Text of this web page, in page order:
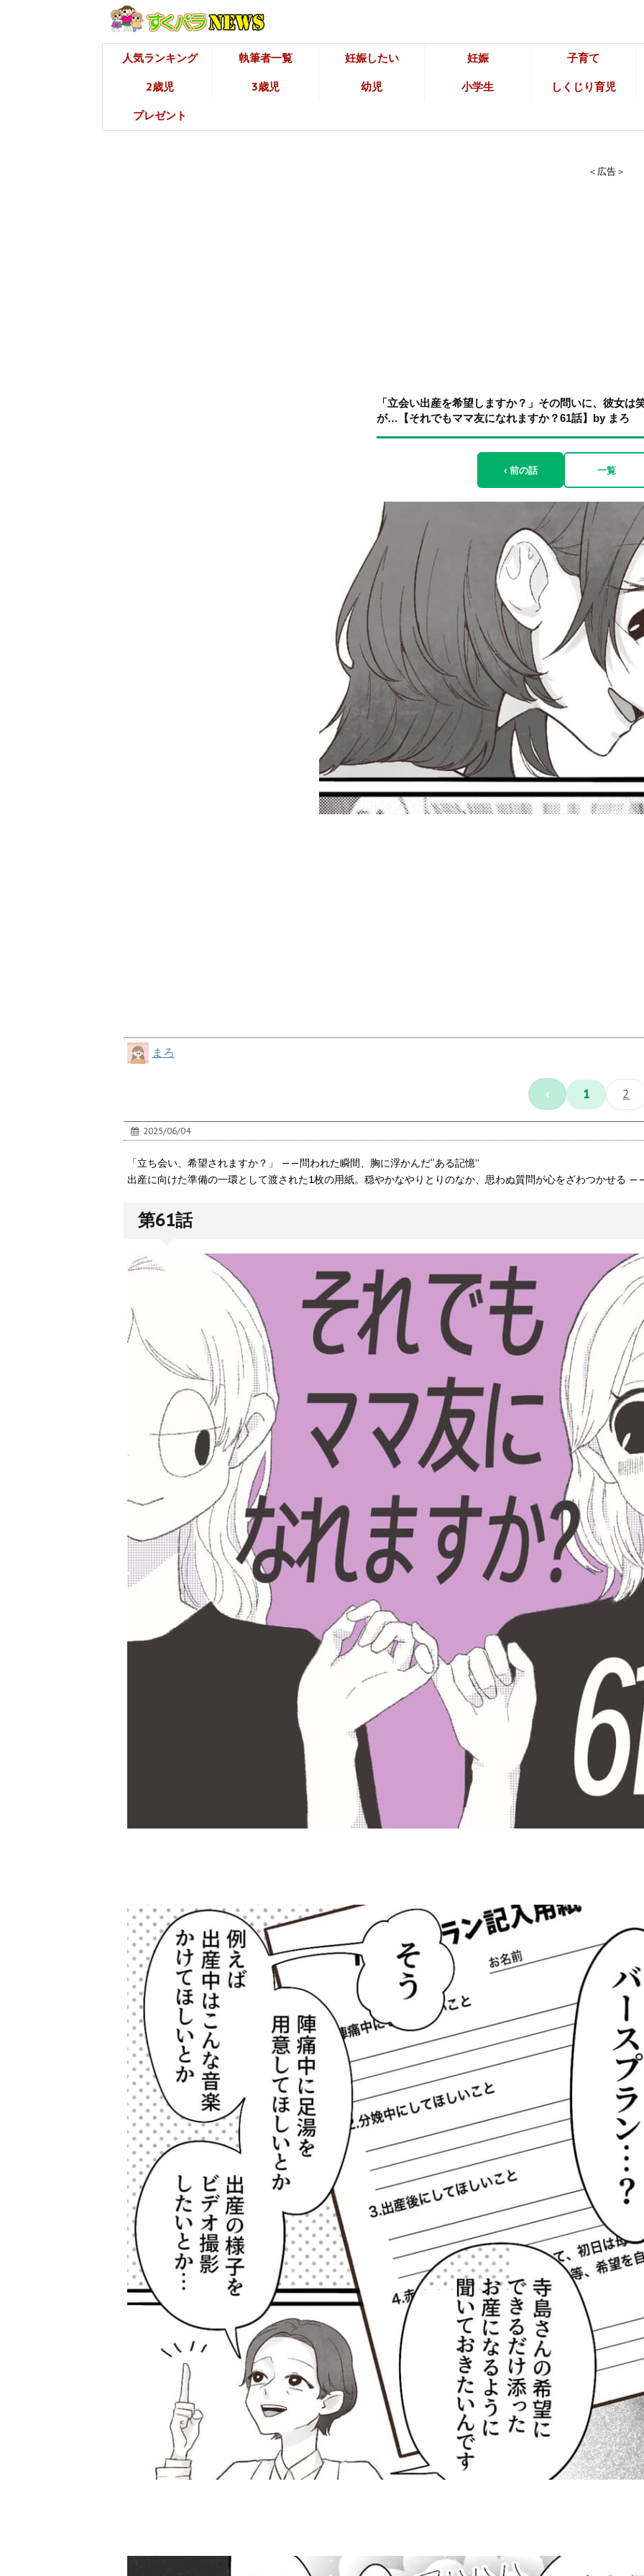
人気ランキング 執筆者一覧 妊娠したい 妊娠 子育て
2歳児 3歳児 幼児 小学生 しくじり育児
プレゼント
＜広告＞
「立会い出産を希望しますか？」その問いに、彼女は
が…【それでもママ友になれますか？61話】by まろ
‹ 前の話 一覧
まろ
‹ 1 2
2025/06/04
「立ち会い、希望されますか？」 ——問われた瞬間、胸に浮かんだ“ある記憶”
出産に向けた準備の一環として渡された1枚の用紙。穏やかなやりとりのなか、思わぬ質問が心をざわつかせる
第61話